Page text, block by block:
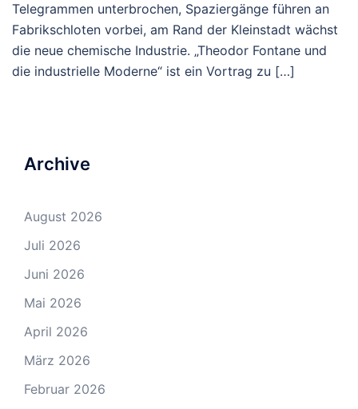
Telegrammen unterbrochen, Spaziergänge führen an
Fabrikschloten vorbei, am Rand der Kleinstadt wächst
die neue chemische Industrie. „Theodor Fontane und
die industrielle Moderne“ ist ein Vortrag zu […]
Archive
August 2026
Juli 2026
Juni 2026
Mai 2026
April 2026
März 2026
Februar 2026